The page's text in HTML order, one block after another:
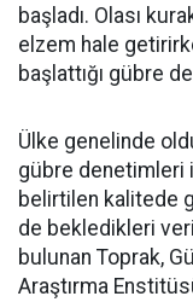
başladı. Olası
elzem hale
başlattığı gübre
Ülke genelinde
gübre denetimleri
belirtilen kalitede
de bekledikleri
bulunan Toprak,
Araştırma